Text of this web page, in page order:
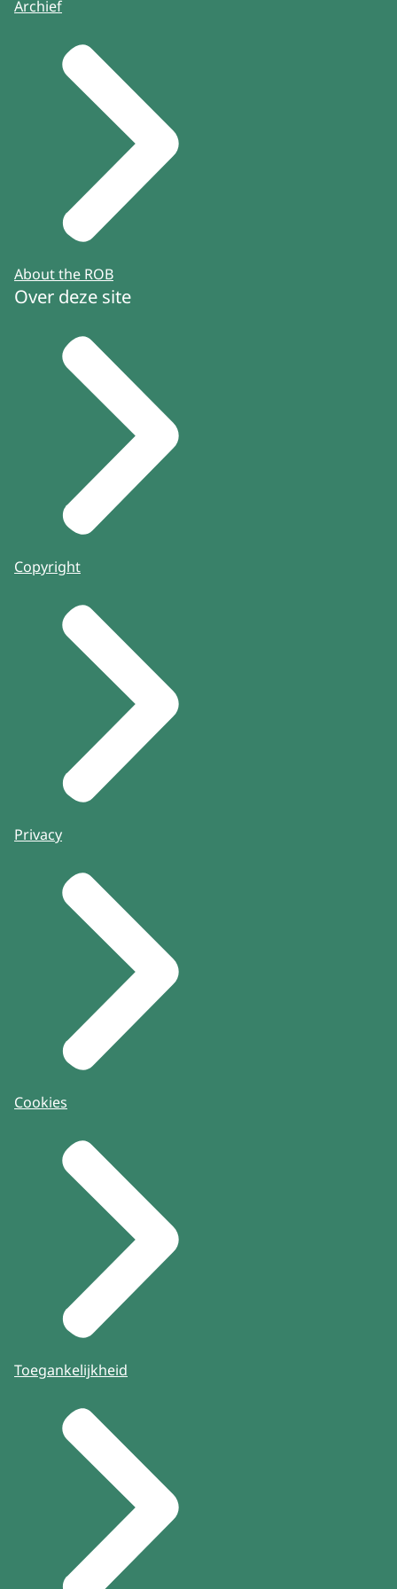
Archief
About the ROB
Over deze site
Copyright
Privacy
Cookies
Toegankelijkheid